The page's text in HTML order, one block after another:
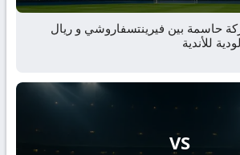
حاسمة بين فيرينتسفاروشي و ريال
للأندية
VS